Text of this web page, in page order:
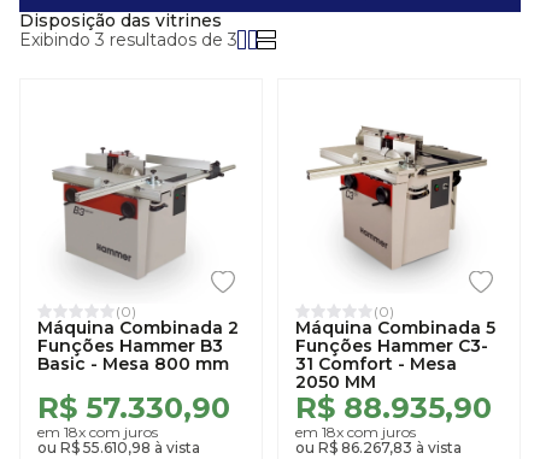
Disposição das vitrines
Exibindo 3 resultados de 3
(0)
Máquina Combinada 2
Funções Hammer B3
Basic - Mesa 800 mm
R$ 57.330,90
em 18x com juros
ou R$ 55.610,98 à vista
(0)
Máquina Combinada 5
Funções Hammer C3-
31 Comfort - Mesa
2050 MM
R$ 88.935,90
em 18x com juros
ou R$ 86.267,83 à vista